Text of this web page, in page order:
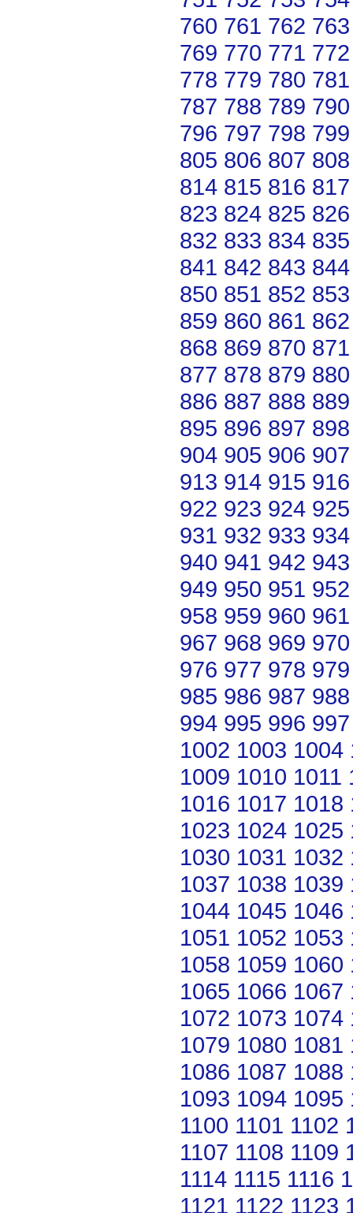
760 761 762 763
769 770 771 772
778 779 780 781
787 788 789 790
796 797 798 799
805 806 807 808
814 815 816 817
823 824 825 826
832 833 834 835
841 842 843 844
850 851 852 853
859 860 861 862
868 869 870 871
877 878 879 880
886 887 888 889
895 896 897 898
904 905 906 907
913 914 915 916
922 923 924 925
931 932 933 934
940 941 942 943
949 950 951 952
958 959 960 961
967 968 969 970
976 977 978 979
985 986 987 988
994 995 996 997
1002 1003 1004
1009 1010 1011
1016 1017 1018
1023 1024 1025
1030 1031 1032
1037 1038 1039
1044 1045 1046
1051 1052 1053
1058 1059 1060
1065 1066 1067
1072 1073 1074
1079 1080 1081
1086 1087 1088
1093 1094 1095
1100 1101 1102
1107 1108 1109
1114 1115 1116
1121 1122 1123